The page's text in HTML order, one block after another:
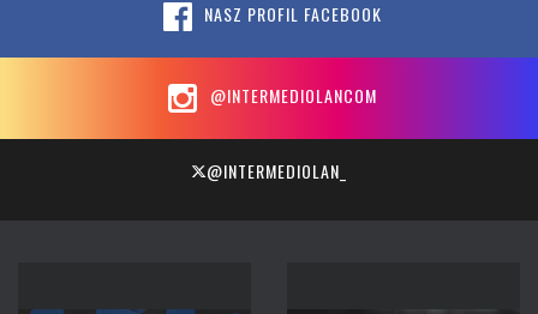
NASZ PROFIL FACEBOOK
@INTERMEDIOLANCOM
@INTERMEDIOLAN_